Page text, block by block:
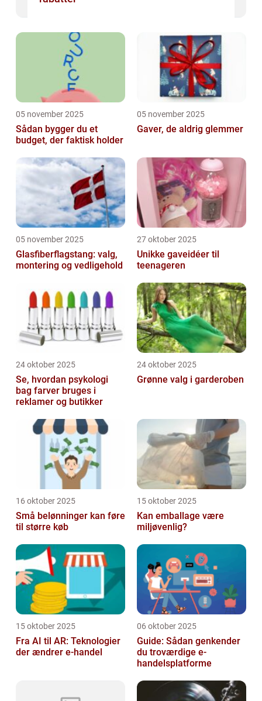
05 november 2025
Sådan bygger du et
budget, der faktisk holder
05 november 2025
Gaver, de aldrig glemmer
05 november 2025
Glasfiberflagstang: valg,
montering og vedligehold
27 oktober 2025
Unikke gaveidéer til
teenageren
24 oktober 2025
Se, hvordan psykologi
bag farver bruges i
reklamer og butikker
24 oktober 2025
Grønne valg i garderoben
16 oktober 2025
Små belønninger kan føre
til større køb
15 oktober 2025
Kan emballage være
miljøvenlig?
15 oktober 2025
Fra AI til AR: Teknologier
der ændrer e-handel
06 oktober 2025
Guide: Sådan genkender
du troværdige e-
handelsplatforme